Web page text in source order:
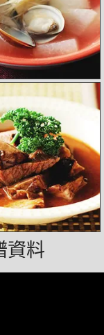
資料